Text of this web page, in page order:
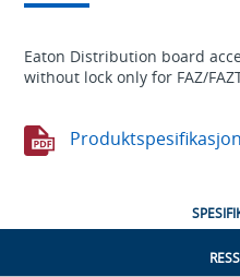
Eaton Distribution board
without lock only for FAZ/